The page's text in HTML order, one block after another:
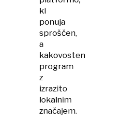
ki
ponuja
sproščen,
a
kakovosten
program
z
izrazito
lokalnim
značajem.